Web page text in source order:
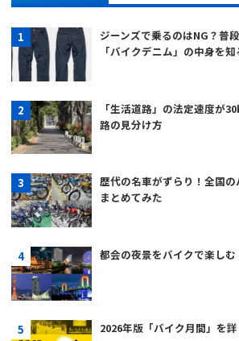
ジーンズで乗るのはNG？普
「バイクデニム」の中身を知
「生活道路」の法定速度が
路の見分け方
歴代の名車がずらり！全国
まとめてみた
都会の夜景をバイクで楽し
2026年版「バイク月間」を詳